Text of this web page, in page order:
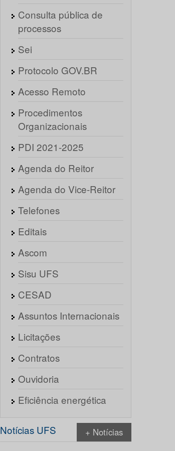
Consulta pública de
processos
Sei
Protocolo GOV.BR
Acesso Remoto
Procedimentos
Organizacionais
PDI 2021-2025
Agenda do Reitor
Agenda do Vice-Reitor
Telefones
Editais
Ascom
Sisu UFS
CESAD
Assuntos Internacionais
Licitações
Contratos
Ouvidoria
Eficiência energética
Notícias UFS + Notícias